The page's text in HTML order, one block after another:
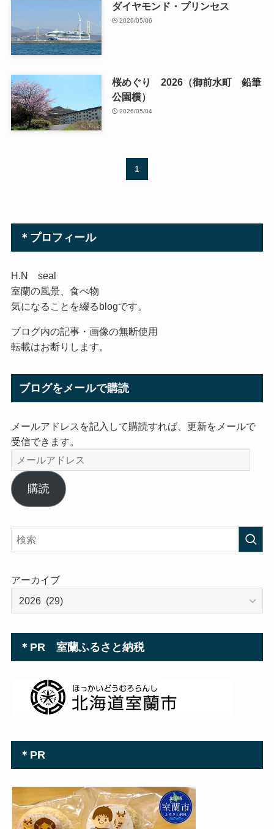
ダイヤモンド・プリンセス
2026/05/06
桜めぐり 2026（御前水町 鉛筆
公園横）
2026/05/04
1
＊プロフィール
H.N seal
室蘭の風景、食べ物
気になることを綴るblogです。
ブログ内の記事・画像の無断使用
転載はお断りします。
ブログをメールで購読
メールアドレスを記入して購読すれば、更新をメールで
受信できます。
メ
ー
ル
ア
レ
ス
購読
アーカイブ
＊PR 室蘭ふるさと納税
＊PR